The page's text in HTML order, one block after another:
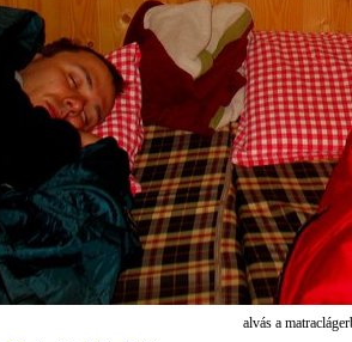
alvás a